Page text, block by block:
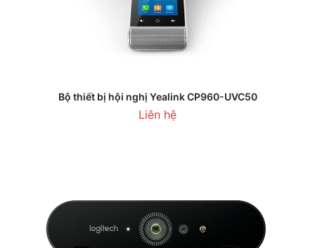
Bộ thiết bị hội nghị Yealink CP960-UVC50
Liên hệ